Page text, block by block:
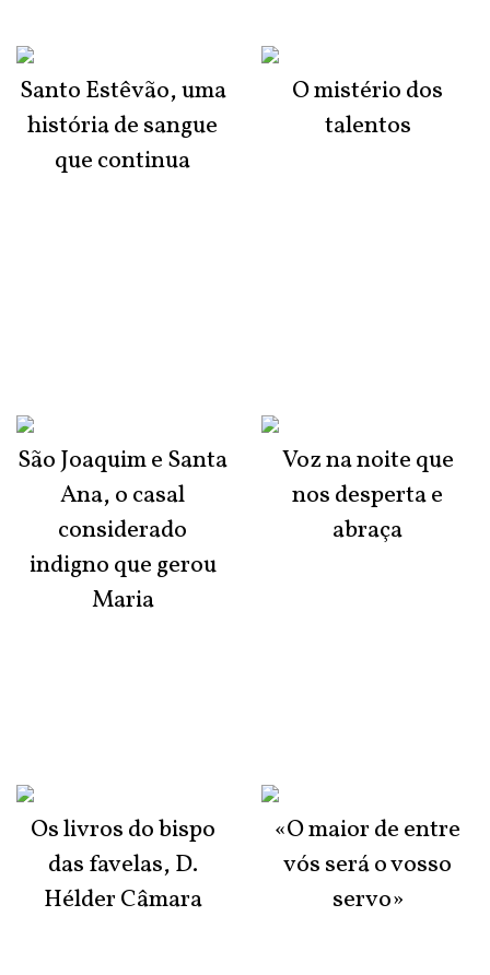
Santo Estêvão, uma
história de sangue
que continua
São Joaquim e Santa
Ana, o casal
considerado
indigno que gerou
Maria
Os livros do bispo
das favelas, D.
Hélder Câmara
O mistério dos
talentos
Voz na noite que
nos desperta e
abraça
«O maior de entre
vós será o vosso
servo»